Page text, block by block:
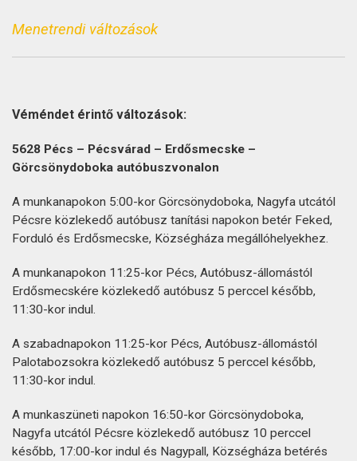
Menetrendi változások
Véméndet érintő változások:
5628 Pécs – Pécsvárad – Erdősmecske –
Görcsönydoboka autóbuszvonalon
A munkanapokon 5:00-kor Görcsönydoboka, Nagyfa utcától
Pécsre közlekedő autóbusz tanítási napokon betér Feked,
Forduló és Erdősmecske, Községháza megállóhelyekhez.
A munkanapokon 11:25-kor Pécs, Autóbusz-állomástól
Erdősmecskére közlekedő autóbusz 5 perccel később,
11:30-kor indul.
A szabadnapokon 11:25-kor Pécs, Autóbusz-állomástól
Palotabozsokra közlekedő autóbusz 5 perccel később,
11:30-kor indul.
A munkaszüneti napokon 16:50-kor Görcsönydoboka,
Nagyfa utcától Pécsre közlekedő autóbusz 10 perccel
később, 17:00-kor indul és Nagypall, Községháza betérés